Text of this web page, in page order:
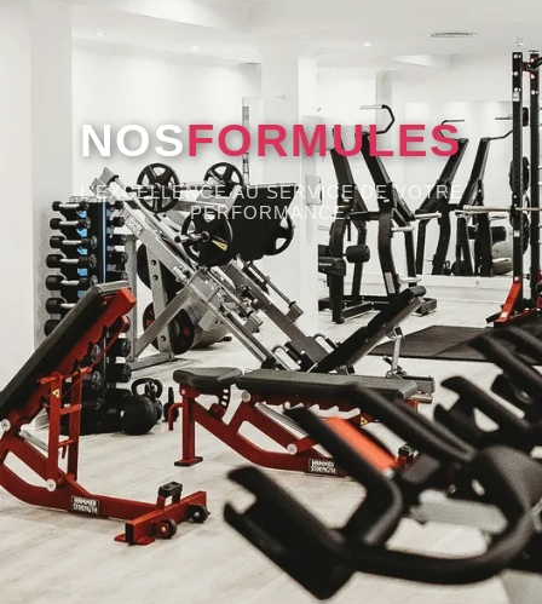
NOSFORMULES
L'EXCELLENCE AU SERVICE DE VOTRE
PERFORMANCE.